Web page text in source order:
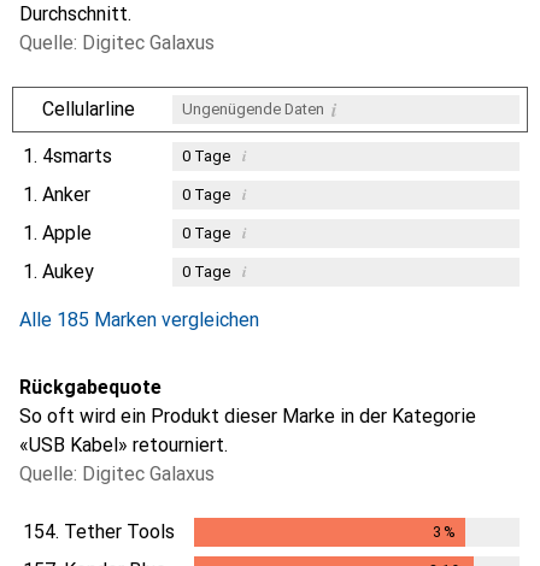
Durchschnitt.
Quelle: Digitec Galaxus
Cellularline Ungenügende Daten i
1. 4smarts 0Tage i
1. Anker 0Tage i
1. Apple 0Tage i
1. Aukey 0Tage i
Alle 185 Marken vergleichen
Rückgabequote
So oft wird ein Produkt dieser Marke in der Kategorie
«USB Kabel» retourniert.
Quelle: Digitec Galaxus
154. Tether Tools 3 %